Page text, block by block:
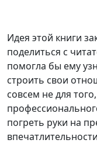
Идея этой книги
поделиться с
помогла бы ему
строить свои
совсем не для
погреть руки на